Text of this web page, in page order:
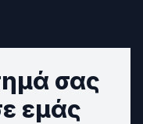
σας
εμάς